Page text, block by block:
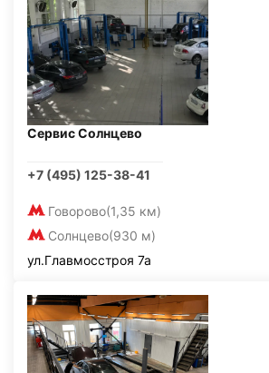
Сервис Солнцево
+7 (495) 125-38-41
Говорово(1,35 км)
Солнцево(930 м)
ул.Главмосстроя 7а